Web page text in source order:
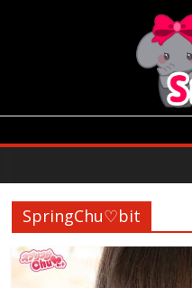
SpringChu♡bit